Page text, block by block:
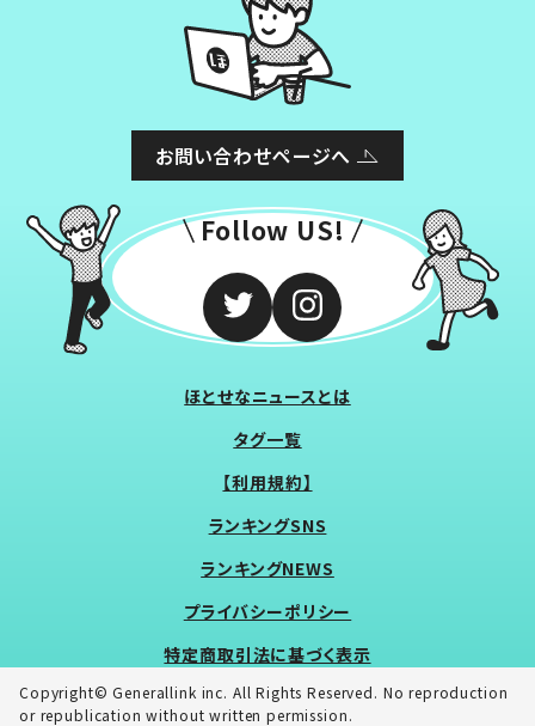
お問い合わせページへ
Follow US!
ほとせなニュースとは
タグ一覧
【利用規約】
ランキングSNS
ランキングNEWS
プライバシーポリシー
特定商取引法に基づく表示
Copyright© Generallink inc. All Rights Reserved. No reproduction
or republication without written permission.